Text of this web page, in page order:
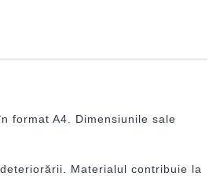
format A4. Dimensiunile sale
Materialul contribuie la